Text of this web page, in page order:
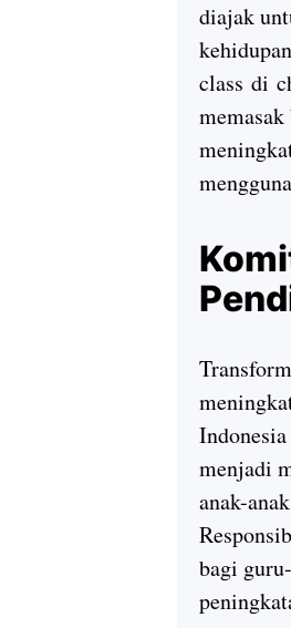
diajak
class di
menjadi
anak-
bagi